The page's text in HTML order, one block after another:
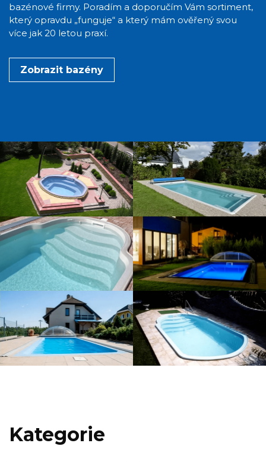
bazénové firmy. Poradím a doporučím Vám sortiment,
který opravdu „funguje“ a který mám ověřený svou
více jak 20 letou praxí.
Zobrazit bazény
Kategorie